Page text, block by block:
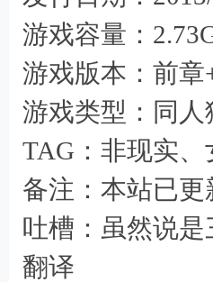
游戏容量：
游戏版本：前
游戏类型：同人
TAG：非现实
备注：本站已
吐槽：虽然说
翻译